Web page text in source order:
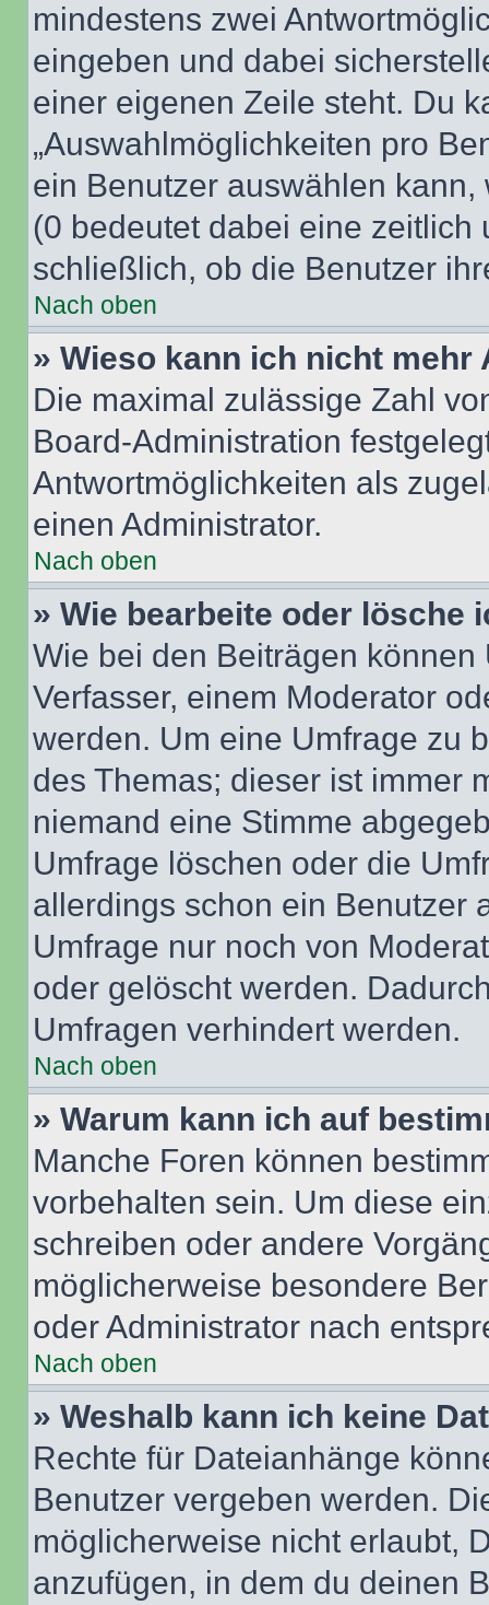
mindestens zwei
eingeben und dabei
einer eigenen Zeile steht. Du
„Auswahlmöglichkeiten pro
ein Benutzer auswählen
(0 bedeutet dabei eine
schließlich, ob die Benutzer
Nach oben
» Wieso kann ich nicht
Die maximal zulässige Zahl
Board-Administration
Antwortmöglichkeiten als
einen Administrator.
Nach oben
» Wie bearbeite oder lösche
Wie bei den Beiträgen
Verfasser, einem Moderator
werden. Um eine Umfrage zu
des Themas; dieser ist immer
niemand eine Stimme
Umfrage löschen oder die
allerdings schon ein Benutzer
Umfrage nur noch von
oder gelöscht werden.
Umfragen verhindert werden.
Nach oben
» Warum kann ich auf
Manche Foren können
vorbehalten sein. Um diese
schreiben oder andere
möglicherweise besondere
oder Administrator nach
Nach oben
» Weshalb kann ich keine
Rechte für Dateianhänge
Benutzer vergeben werden.
möglicherweise nicht erlaubt,
anzufügen, in dem du deinen